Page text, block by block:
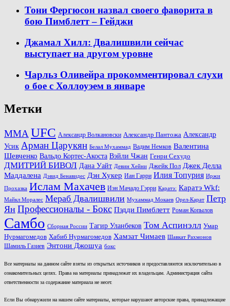
Тони Фергюсон назвал своего фаворита в
бою Пимблетт – Гейджи
Джамал Хилл: Двалишвили сейчас
выступает на другом уровне
Чарльз Оливейра прокомментировал слухи
о бое с Холлоуэем в январе
Метки
MMAUFC Александр Волкановски Александр Пантожа Александр
Усик Арман Царукян Белал Мухаммад Вадим Немков Валентина
Шевченко Вальдо Кортес-Акоста Вэйли Чжан Генри Сехудо
ДМИТРИЙ БИВОЛ Дана Уайт Девин Хейни Джейк Пол Джек Делла
Маддалена Дэвид Бенавидес Дэн Хукер Иан Гарри Илия Топурия Иржи
Прохазка Ислам Махачев Иэн Мачадо Гэрри Каратэ: Каратэ Wkf:
Майкл Моралес Мераб Двалишвили Мухаммад Мокаев Орел-Карат Петр
Ян Профессионалы - Бокс Пэдди Пимблетт Роман Копылов
Самбо Сборная России Тагир Уланбеков Том Аспинэлл Умар
Нурмагомедов Хабиб Нурмагомедов Хамзат Чимаев Шавкат Рахмонов
Шамиль Газиев Энтони Джошуа бокс
Все материалы на данном сайте взяты из открытых источников и предоставляются исключительно в
ознакомительных целях. Права на материалы принадлежат их владельцам. Администрация сайта
ответственности за содержание материала не несет.
Если Вы обнаружили на нашем сайте материалы, которые нарушают авторские права, принадлежащие